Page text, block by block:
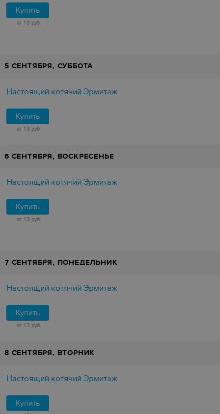
Купить
от 13 руб.
5 СЕНТЯБРЯ, СУББОТА
Настоящий котячий Эрмитаж
Купить
от 13 руб.
6 СЕНТЯБРЯ, ВОСКРЕСЕНЬЕ
Настоящий котячий Эрмитаж
Купить
от 13 руб.
7 СЕНТЯБРЯ, ПОНЕДЕЛЬНИК
Настоящий котячий Эрмитаж
Купить
от 13 руб.
8 СЕНТЯБРЯ, ВТОРНИК
Настоящий котячий Эрмитаж
Купить